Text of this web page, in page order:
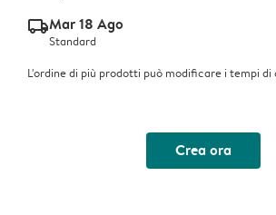
delivery_standard_v2Mar 18 Ago
Standard
L'ordine di più prodotti può modificare i tempi di
Crea ora